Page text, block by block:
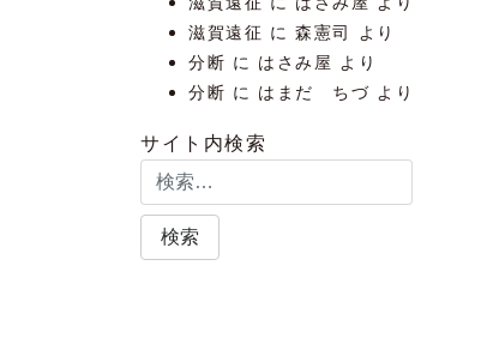
滋賀遠征 に森憲司
より
分断 に はさみ屋 より
分断 に はまだ ちづ より
サイト内検索